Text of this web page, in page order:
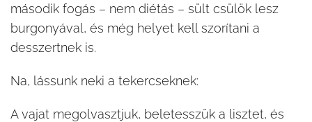
második fogás – nem diétás – sült csülök lesz
burgonyával, és még helyet kell szorítani a
desszertnek is.
Na, lássunk neki a tekercseknek:
A vajat megolvasztjuk, beletesszük a lisztet, és